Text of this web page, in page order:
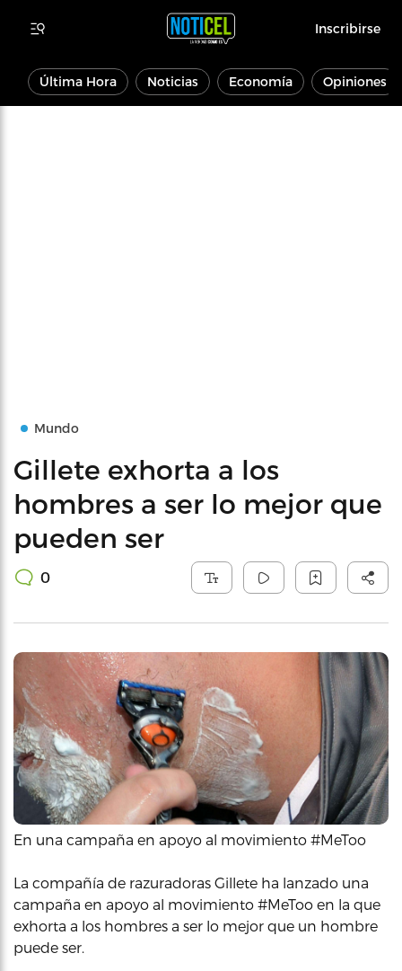
Inscribirse
Última Hora Noticias Economía Opiniones
Mundo
Gillete exhorta a los
hombres a ser lo mejor que
pueden ser
0
En una campaña en apoyo al movimiento #MeToo
La compañía de razuradoras Gillete ha lanzado una
campaña en apoyo al movimiento #MeToo en la que
exhorta a los hombres a ser lo mejor que un hombre
puede ser.